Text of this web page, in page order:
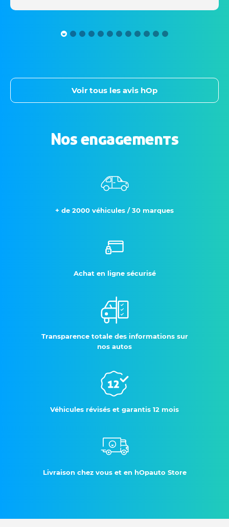
Voir tous les avis hOp
Nos engagements
+ de 2000 véhicules / 30 marques
Achat en ligne sécurisé
Transparence totale des informations sur
nos autos
Véhicules révisés et garantis 12 mois
Livraison chez vous et en hOpauto Store